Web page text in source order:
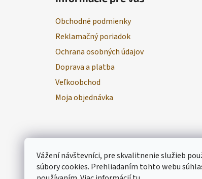
Vážení návštevníci, pre skvalitnenie služieb
súbory cookies. Prehliadaním tohto webu
Obchodné podmienky
Reklamačný poriadok
Ochrana osobných údajov
Doprava a platba
Veľkoobchod
Moja objednávka